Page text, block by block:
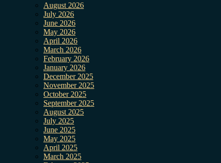
August 2026
July 2026
June 2026
May 2026
April 2026
March 2026
February 2026
January 2026
December 2025
November 2025
October 2025
September 2025
August 2025
July 2025
June 2025
May 2025
April 2025
March 2025